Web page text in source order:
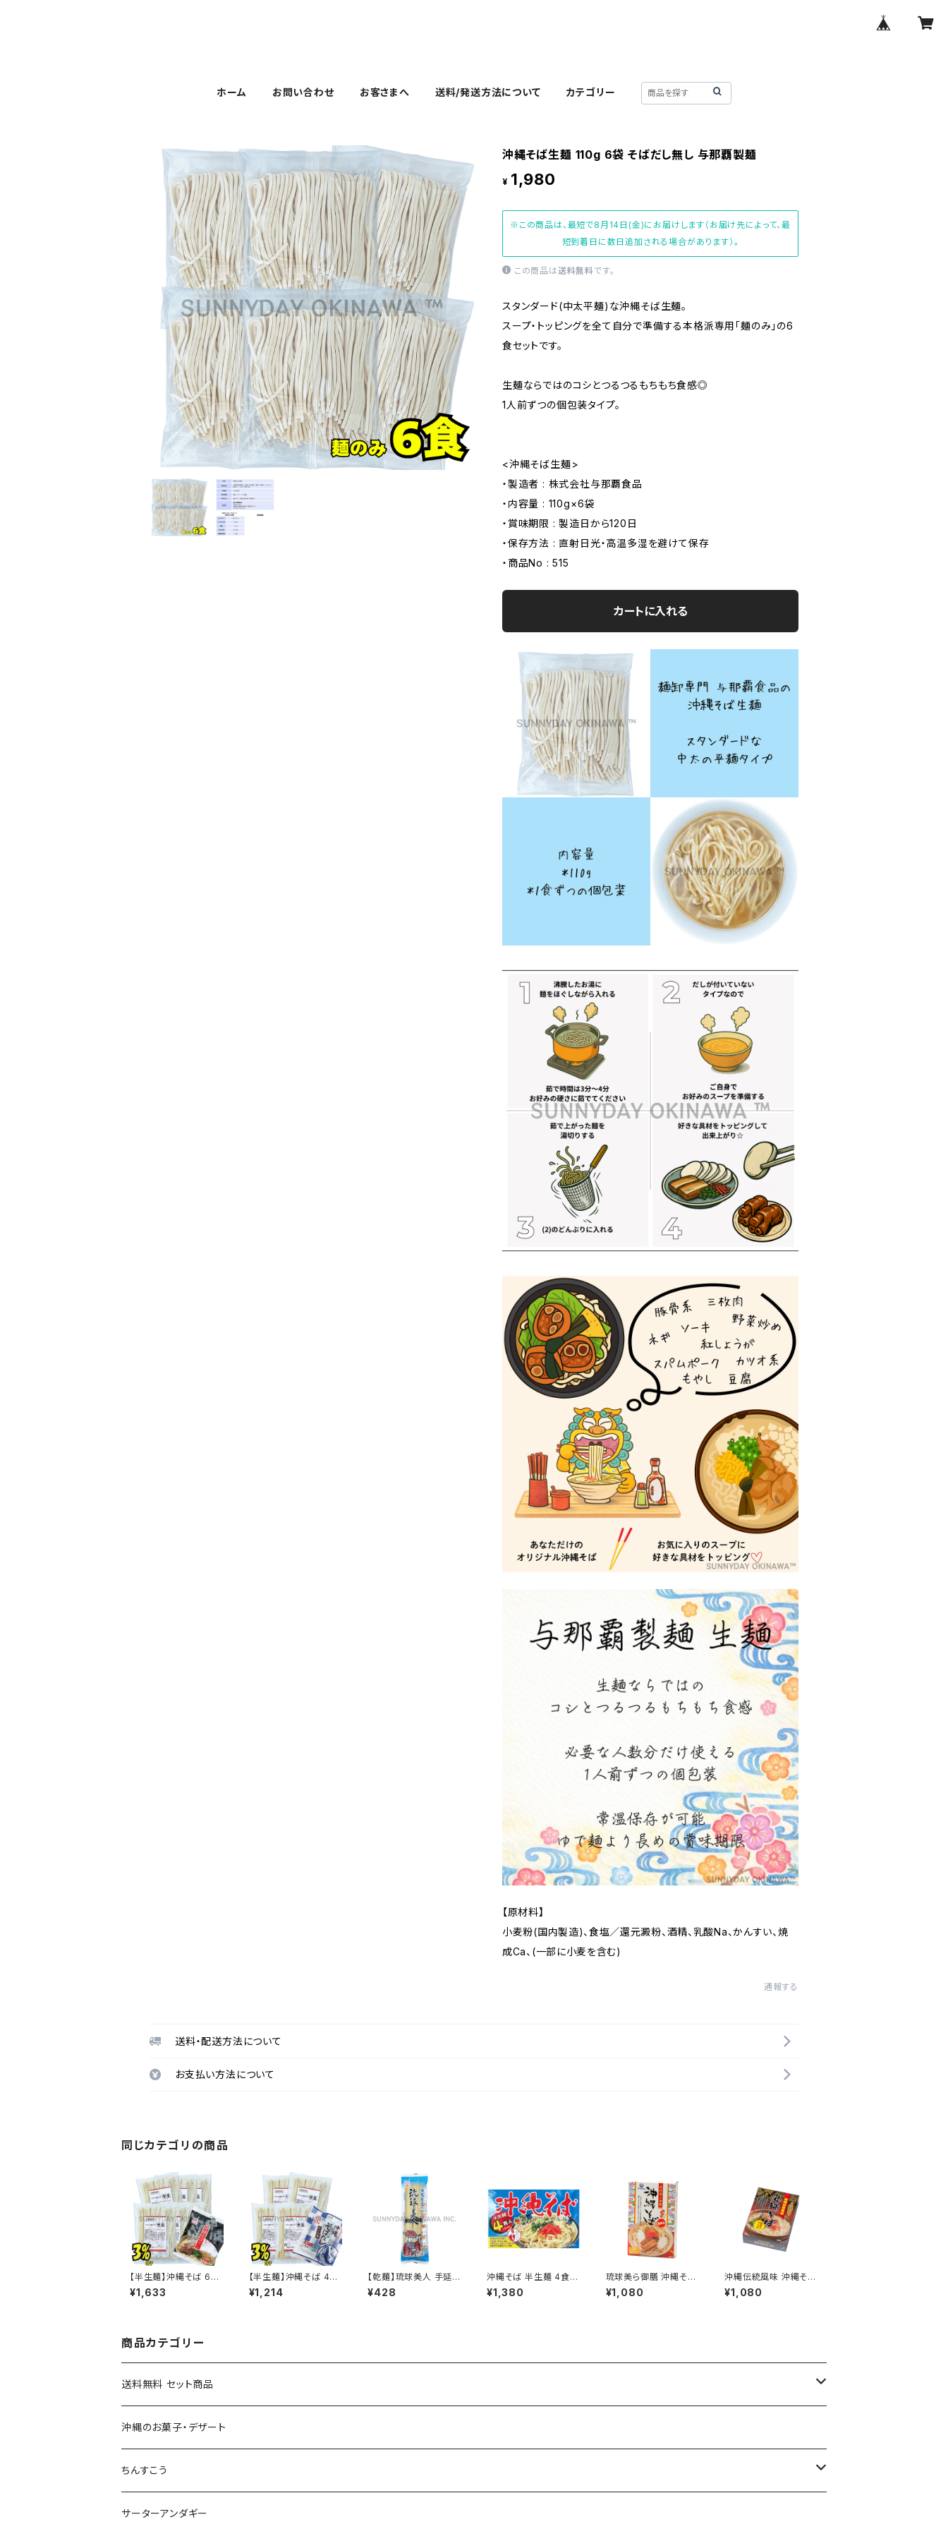
ホーム お問い合わせ お客さまへ 送料/発送方法について カテゴリー
沖縄そば生麺 110g 6袋 そばだし無し 与那覇製麺
¥ 1,980
※この商品は、最短で8月14日(金)にお届けします（お届け先によって、最
短到着日に数日追加される場合があります）。
この商品は送料無料です。
スタンダード(中太平麺)な沖縄そば生麺。
スープ・トッピングを全て自分で準備する本格派専用「麺のみ」の6
食セットです。
生麺ならではのコシとつるつるもちもち食感◎
1人前ずつの個包装タイプ。
<沖縄そば生麺>
・製造者 : 株式会社与那覇食品
・内容量 : 110g×6袋
・賞味期限 : 製造日から120日
・保存方法 : 直射日光・高温多湿を避けて保存
・商品No : 515
カートに入れる
【原材料】
小麦粉(国内製造)、食塩／還元澱粉、酒精、乳酸Na、かんすい、焼
成Ca、(一部に小麦を含む)
通報する
送料・配送方法について
お支払い方法について
同じカテゴリの商品
【半生麺】沖縄そば 6食
そばだし付き サン食品
¥1,633
【半生麺】沖縄そば 4食
そばだし付き サン食品
¥1,214
【乾麺】琉球美人 手延べ
沖縄そば そばだし付き
サン食品
¥428
沖縄そば 半生麺 4食入
あさひ
¥1,380
琉球美ら御膳 沖縄そば
4食入 生めん オキハム
¥1,080
沖縄伝統風味 沖縄そば
(大) 5食入
¥1,080
商品カテゴリー
送料無料 セット商品
おつまみセット
黒糖セット
沖縄そばセット
沖縄のお菓子・デザート
ちんすこう
沖縄南風堂
サーターアンダギー